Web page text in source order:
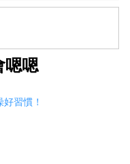
嗯嗯
習慣！